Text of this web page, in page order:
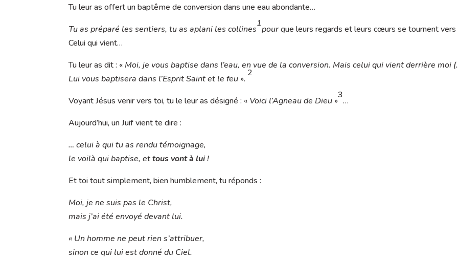
Tu leur as offert un baptême de conversion dans une eau abondante…
Tu as préparé les sentiers, tu as aplani les collines
1
pour que leurs regards et leurs cœurs se tournent vers
Celui qui vient…
Tu leur as dit : « Moi, je vous baptise dans l’eau, en vue de la conversion. Mais celui qui vient derrière moi
Lui vous baptisera dans l’Esprit Saint et le feu ».
2
Voyant Jésus venir vers toi, tu le leur as désigné : « Voici l’Agneau de Dieu »
3
…
Aujourd’hui, un Juif vient te dire :
… celui à qui tu as rendu témoignage,
le voilà qui baptise, ettous vont à lui!
Et toi tout simplement, bien humblement, tu réponds :
Moi, je ne suis pas le Christ,
mais j’ai été envoyé devant lui.
« Un homme ne peut rien s’attribuer,
sinon ce qui lui est donné du Ciel.